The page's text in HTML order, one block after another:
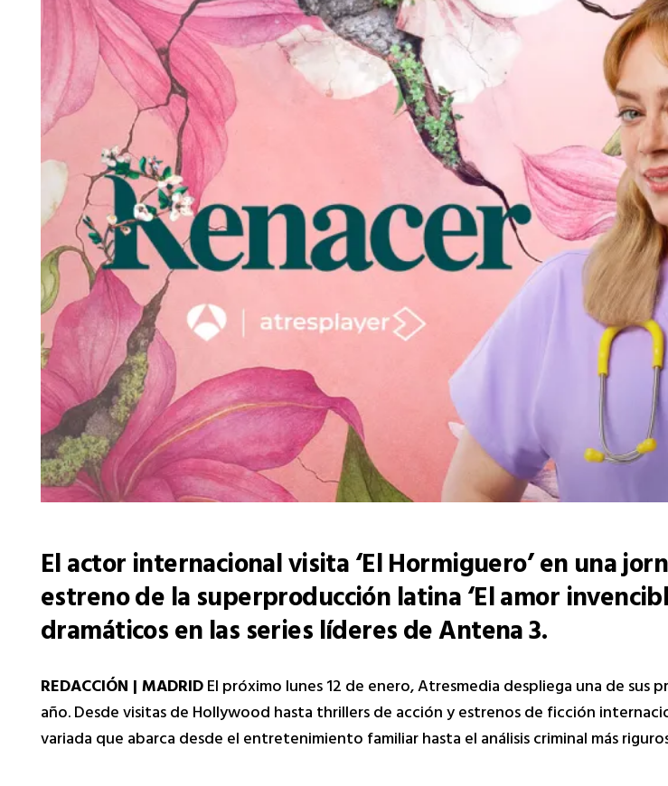
El actor internacional visita ‘El Hormiguero’ en una
estreno de la superproducción latina ‘El amor
dramáticos en las series líderes de Antena 3.
REDACCIÓN | MADRIDEl próximo lunes 12 de enero, Atresmedia despliega una de
año. Desde visitas de Hollywood hasta thrillers de acción y estrenos de ficción
variada que abarca desde el entretenimiento familiar hasta el análisis criminal más